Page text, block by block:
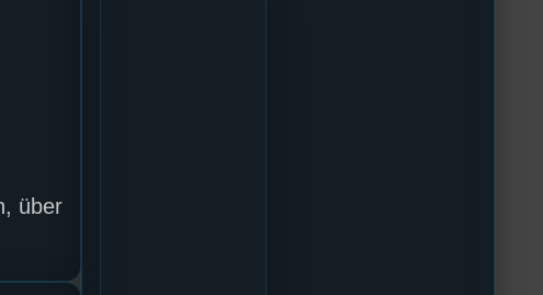
über